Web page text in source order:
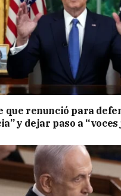
que renunció para
y dejar paso a “voces